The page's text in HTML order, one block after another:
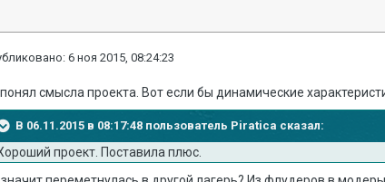
6 ноя 2015, 08:24:23
смысла проекта. Вот если бы динамические
В 06.11.2015 в 08:17:48 пользователь Piratica сказал:
проект. Поставила плюс.